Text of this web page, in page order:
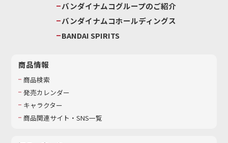
バンダイナムコグループのご紹介
バンダイナムコホールディングス
BANDAI SPIRITS
商品情報
商品検索
発売カレンダー
キャラクター
商品関連サイト・SNS一覧